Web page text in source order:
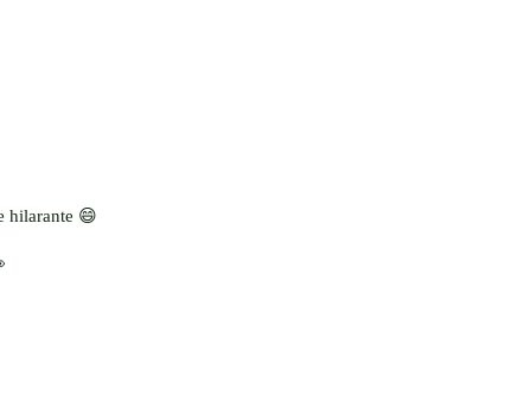
hilarante 😄